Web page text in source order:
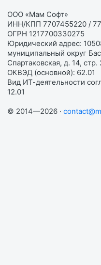
ООО «Мам Софт»
ИНН/КПП 7707455220 /
ОГРН 1217700330275
Юридический адрес:
муниципальный округ
Спартаковская, д. 14,
ОКВЭД (основной): 62.01
Вид ИТ-деятельности
12.01
© 2014—2026 ·